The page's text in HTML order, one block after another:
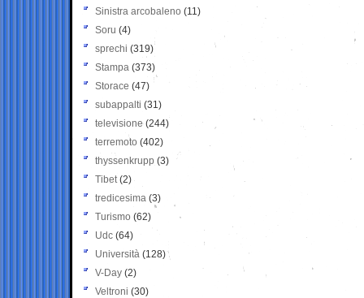
Sinistra arcobaleno (11)
Soru (4)
sprechi (319)
Stampa (373)
Storace (47)
subappalti (31)
televisione(244)
terremoto (402)
thyssenkrupp (3)
Tibet(2)
tredicesima (3)
Turismo (62)
Udc (64)
Università (128)
V-Day (2)
Veltroni (30)